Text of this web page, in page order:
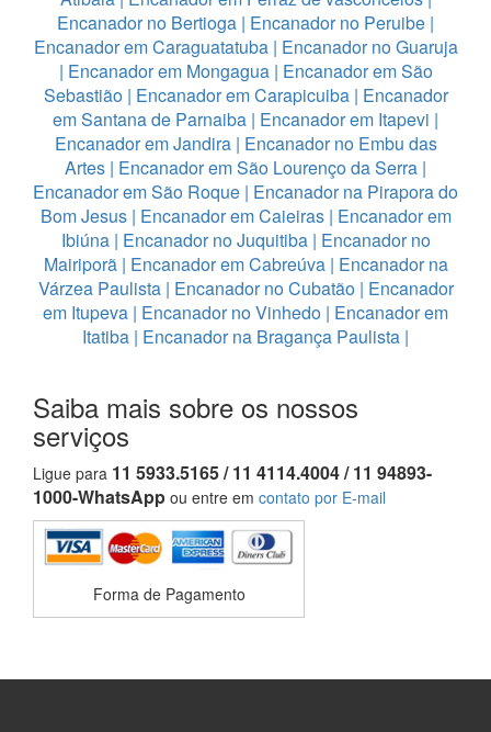
Encanador no Bertioga | Encanador no Peruibe |
Encanador em Caraguatatuba| Encanador no Guaruja
| Encanador em Mongagua| Encanador em São
Sebastião| Encanador em Carapicuiba| Encanador
em Santana de Parnaiba | Encanador em Itapevi |
Encanador em Jandira| Encanador no Embu das
Artes | Encanador em São Lourenço da Serra |
Encanador em São Roque | Encanador na Pirapora do
Bom Jesus| Encanador em Caieiras| Encanador em
Ibiúna| Encanador no Juquitiba| Encanador no
Mairiporã| Encanador em Cabreúva| Encanador na
Várzea Paulista| Encanador no Cubatão| Encanador
em Itupeva | Encanador no Vinhedo | Encanador em
Itatiba | Encanador na Bragança Paulista |
Saiba mais sobre os nossos
serviços
Ligue para 11 5933.5165 / 11 4114.4004 / 11 94893-
1000-WhatsApp ou entre em contato por E-mail
Forma de Pagamento